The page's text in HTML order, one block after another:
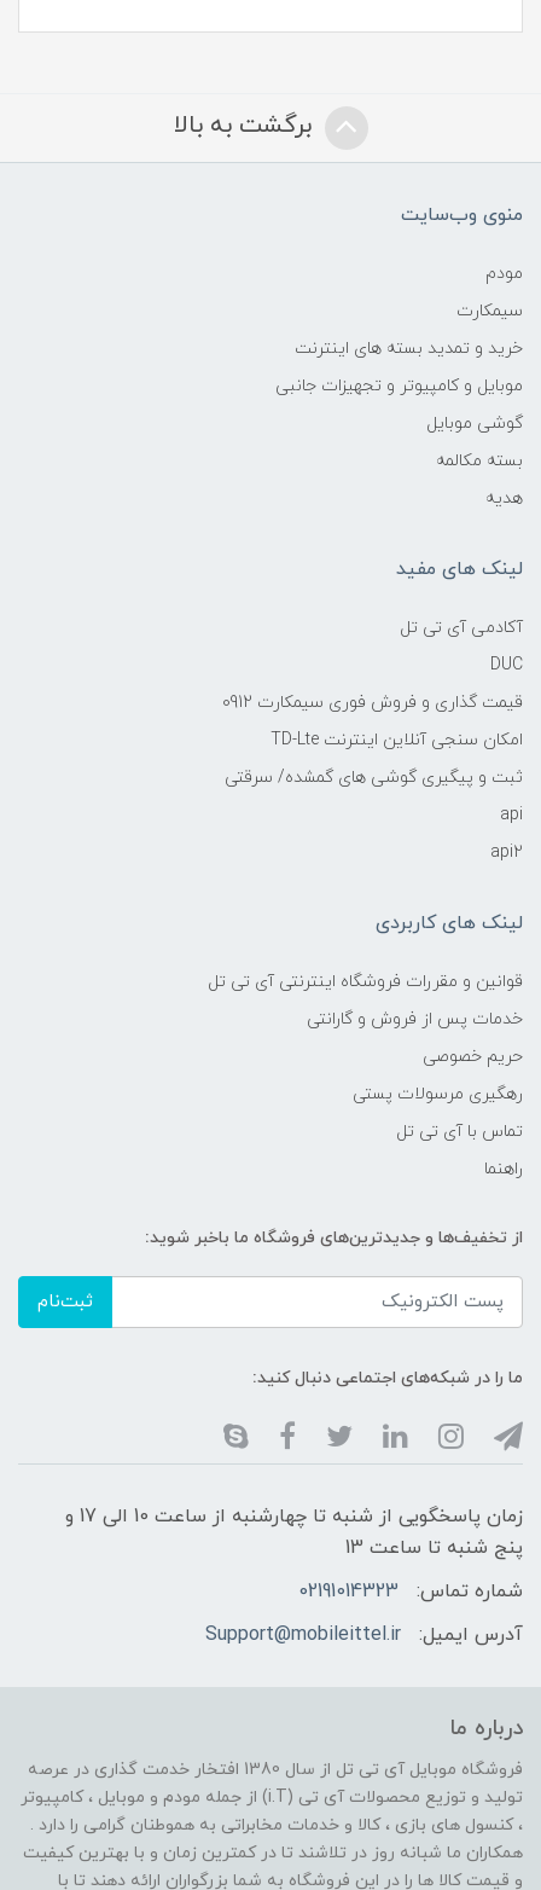
برگشت به بالا
منوی وب‌سایت
مودم
سیمکارت
خرید و تمدید بسته های اینترنت
موبایل و کامپیوتر و تجهیزات جانبی
گوشی موبایل
بسته مکالمه
هدیه
لینک های مفید
آکادمی آی تی تل
DUC
قیمت گذاری و فروش فوری سیمکارت 0912
امکان سنجی آنلاین اینترنت TD-Lte
ثبت و پیگیری گوشی های گمشده/ سرقتی
api
api2
لینک های کاربردی
قوانین و مقررات فروشگاه اینترنتی آی تی تل
خدمات پس از فروش و گارانتی
حریم خصوصی
رهگیری مرسولات پستی
تماس با آی تی تل
راهنما
از تخفیف‌ها و جدیدترین‌های فروشگاه ما باخبر شوید:
ثبت‌نام
ما را در شبکه‌های اجتماعی دنبال کنید:
زمان پاسخگویی از شنبه تا چهارشنبه از ساعت 10 الی 17 و
پنج شنبه تا ساعت 13
شماره تماس:
02191014323
آدرس ایمیل:
Support@mobileittel.ir
درباره ما
فروشگاه موبایل آی تی تل از سال 1380 افتخار خدمت گذاری در عرصه
تولید و توزیع محصولات آی تی (i.T) از جمله مودم و موبایل ، کامپیوتر
، کنسول های بازی ، کالا و خدمات مخابراتی به هموطنان گرامی را دارد .
همکاران ما شبانه روز در تلاشند تا در کمترین زمان و با بهترین کیفیت
و قیمت کالا ها را در این فروشگاه به شما بزرگواران ارائه دهند تا با